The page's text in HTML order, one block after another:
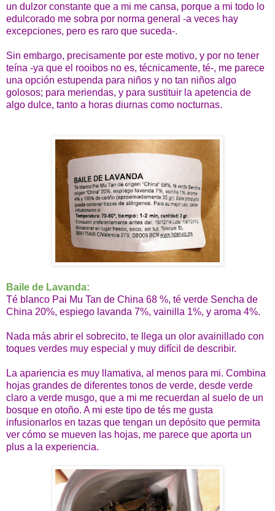
un dulzor constante que a mi me cansa, porque a mi todo lo
edulcorado me sobra por norma general -a veces hay
excepciones, pero es raro que suceda-.
Sin embargo, precisamente por este motivo, y por no tener
teína -ya que el rooibos no es, técnicamente, té-, me parece
una opción estupenda para niños y no tan niños algo
golosos; para meriendas, y para sustituir la apetencia de
algo dulce, tanto a horas diurnas como nocturnas.
Baile de Lavanda:
Té blanco Pai Mu Tan de China 68 %, té verde Sencha de
China 20%, espiego lavanda 7%, vainilla 1%, y aroma 4%.
Nada más abrir el sobrecito, te llega un olor avainillado con
toques verdes muy especial y muy difícil de describir.
La apariencia es muy llamativa, al menos para mi. Combina
hojas grandes de diferentes tonos de verde, desde verde
claro a verde musgo, que a mi me recuerdan al suelo de un
bosque en otoño. A mi este tipo de tés me gusta
infusionarlos en tazas que tengan un depósito que permita
ver cómo se mueven las hojas, me parece que aporta un
plus a la experiencia.